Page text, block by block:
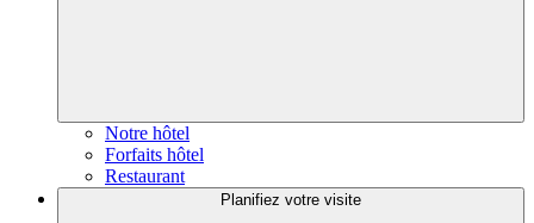
Notre hôtel
Forfaits hôtel
Restaurant
Planifiez votre visite